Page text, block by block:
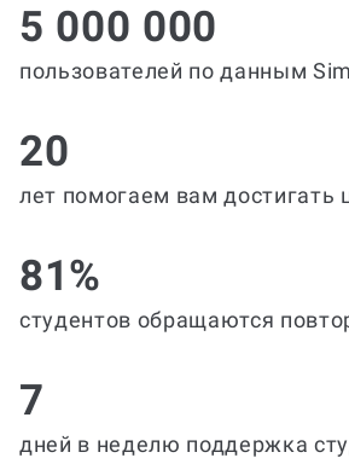
5 000 000
пользователей по данным
20
лет помогаем вам достигать
81%
студентов обращаются
7
дней в неделю поддержка